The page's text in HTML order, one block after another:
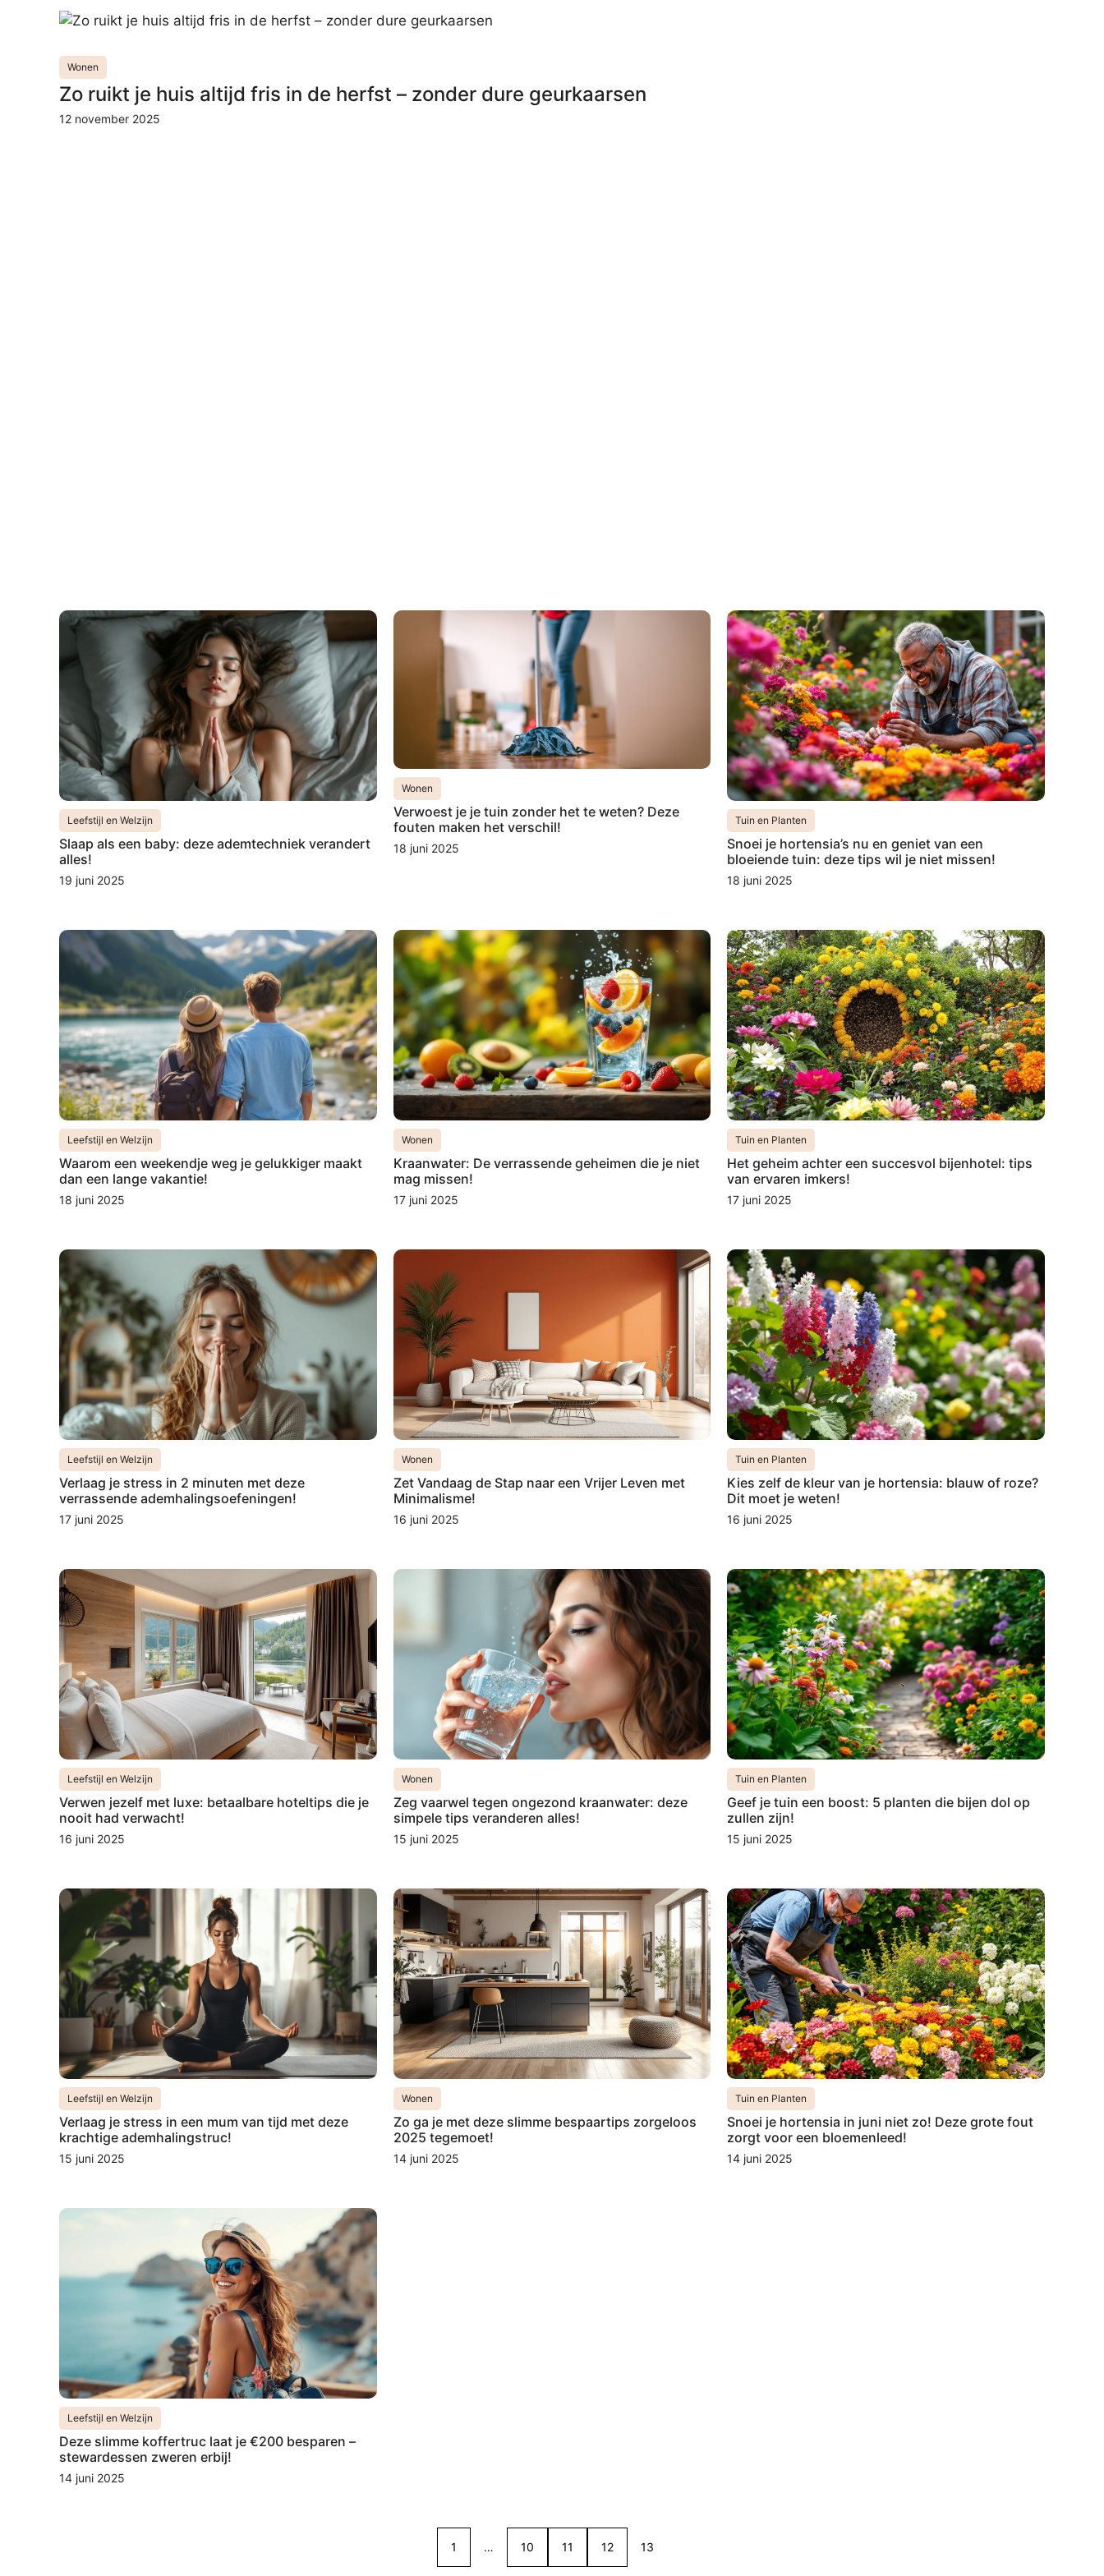
Wonen
Zo ruikt je huis altijd fris in de herfst – zonder dure geurkaarsen
12 november 2025
Leefstijl en Welzijn
Slaap als een baby: deze ademtechniek verandert
alles!
19 juni 2025
Wonen
Verwoest je je tuin zonder het te weten? Deze
fouten maken het verschil!
18 juni 2025
Tuin en Planten
Snoei je hortensia’s nu en geniet van een
bloeiende tuin: deze tips wil je niet missen!
18 juni 2025
Leefstijl en Welzijn
Waarom een weekendje weg je gelukkiger maakt
dan een lange vakantie!
18 juni 2025
Wonen
Kraanwater: De verrassende geheimen die je niet
mag missen!
17 juni 2025
Tuin en Planten
Het geheim achter een succesvol bijenhotel: tips
van ervaren imkers!
17 juni 2025
Leefstijl en Welzijn
Verlaag je stress in 2 minuten met deze
verrassende ademhalingsoefeningen!
17 juni 2025
Wonen
Zet Vandaag de Stap naar een Vrijer Leven met
Minimalisme!
16 juni 2025
Tuin en Planten
Kies zelf de kleur van je hortensia: blauw of roze?
Dit moet je weten!
16 juni 2025
Leefstijl en Welzijn
Verwen jezelf met luxe: betaalbare hoteltips die je
nooit had verwacht!
16 juni 2025
Wonen
Zeg vaarwel tegen ongezond kraanwater: deze
simpele tips veranderen alles!
15 juni 2025
Tuin en Planten
Geef je tuin een boost: 5 planten die bijen dol op
zullen zijn!
15 juni 2025
Leefstijl en Welzijn
Verlaag je stress in een mum van tijd met deze
krachtige ademhalingstruc!
15 juni 2025
Wonen
Zo ga je met deze slimme bespaartips zorgeloos
2025 tegemoet!
14 juni 2025
Tuin en Planten
Snoei je hortensia in juni niet zo! Deze grote fout
zorgt voor een bloemenleed!
14 juni 2025
Leefstijl en Welzijn
Deze slimme koffertruc laat je €200 besparen –
stewardessen zweren erbij!
14 juni 2025
1 … 10 11 12 13